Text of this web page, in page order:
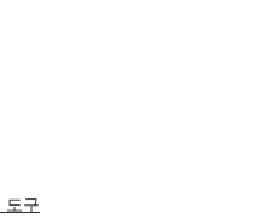
도구